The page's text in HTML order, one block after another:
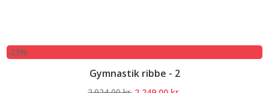
-23%
Gymnastik ribbe - 2